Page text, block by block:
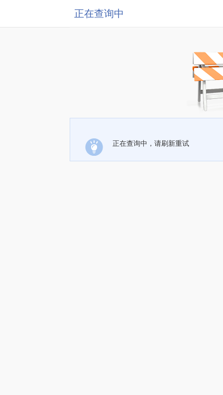
正在查询中
正在查询中，请刷新重试